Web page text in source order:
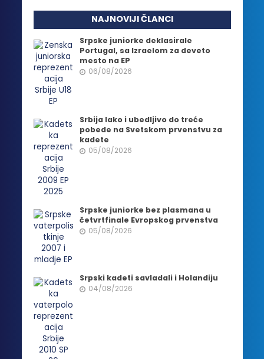
NAJNOVIJI ČLANCI
Srpske juniorke deklasirale
Portugal, sa Izraelom za deveto
mesto na EP
06/08/2026
Srbija lako i ubedljivo do treće
pobede na Svetskom prvenstvu za
kadete
05/08/2026
Srpske juniorke bez plasmana u
četvrtfinale Evropskog prvenstva
05/08/2026
Srpski kadeti savladali i Holandiju
04/08/2026